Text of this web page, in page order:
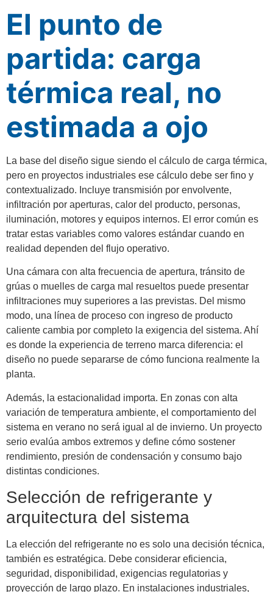
El punto de
partida: carga
térmica real, no
estimada a ojo
La base del diseño sigue siendo el cálculo de carga térmica,
pero en proyectos industriales ese cálculo debe ser fino y
contextualizado. Incluye transmisión por envolvente,
infiltración por aperturas, calor del producto, personas,
iluminación, motores y equipos internos. El error común es
tratar estas variables como valores estándar cuando en
realidad dependen del flujo operativo.
Una cámara con alta frecuencia de apertura, tránsito de
grúas o muelles de carga mal resueltos puede presentar
infiltraciones muy superiores a las previstas. Del mismo
modo, una línea de proceso con ingreso de producto
caliente cambia por completo la exigencia del sistema. Ahí
es donde la experiencia de terreno marca diferencia: el
diseño no puede separarse de cómo funciona realmente la
planta.
Además, la estacionalidad importa. En zonas con alta
variación de temperatura ambiente, el comportamiento del
sistema en verano no será igual al de invierno. Un proyecto
serio evalúa ambos extremos y define cómo sostener
rendimiento, presión de condensación y consumo bajo
distintas condiciones.
Selección de refrigerante y
arquitectura del sistema
La elección del refrigerante no es solo una decisión técnica,
también es estratégica. Debe considerar eficiencia,
seguridad, disponibilidad, exigencias regulatorias y
proyección de largo plazo. En instalaciones industriales,